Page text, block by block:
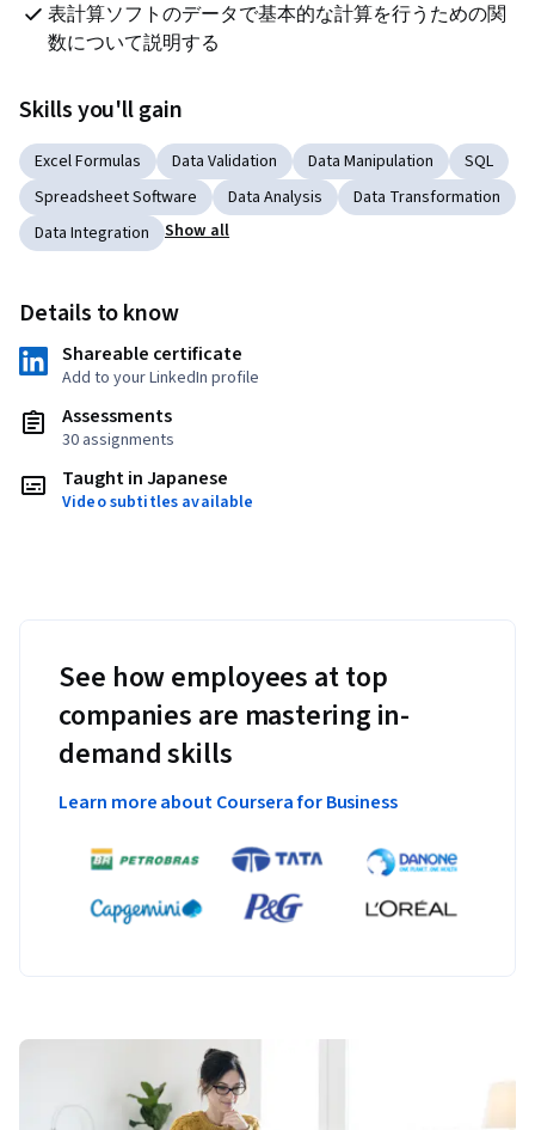
表計算ソフトのデータで基本的な計算を行うための関
数について説明する
Skills you'll gain
Excel Formulas Data Validation Data Manipulation
SQL
Spreadsheet Software
Data Analysis
Data Transformation
Data Integration
Show all
Details to know
Shareable certificate
Add to your LinkedIn profile
Assessments
30 assignments
Taught in Japanese
Video subtitles available
See how employees at top
companies are mastering in-
demand skills
Learn more about Coursera for Business